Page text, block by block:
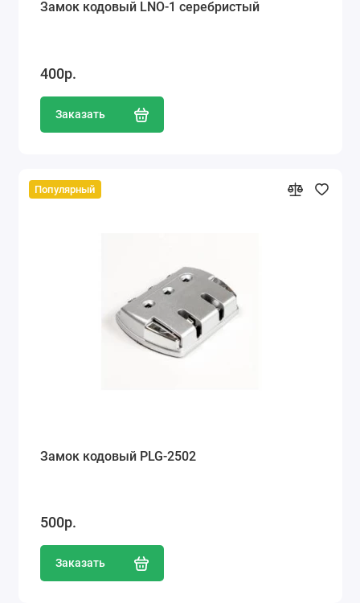
Замок кодовый LNO-1 серебристый
400р.
Заказать
Популярный
Замок кодовый PLG-2502
500р.
Заказать